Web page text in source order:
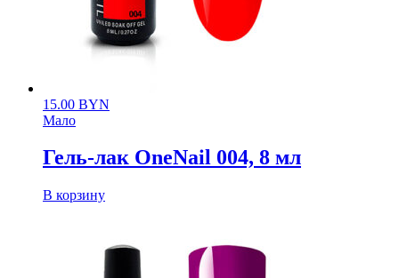
15.00 BYN
Мало
Гель-лак OneNail 004, 8 мл
В корзину